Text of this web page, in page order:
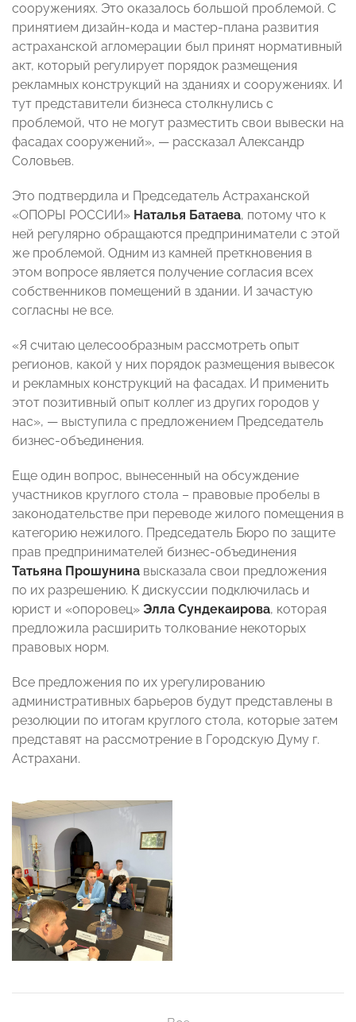
сооружениях. Это оказалось большой проблемой. С
принятием дизайн-кода и мастер-плана развития
астраханской агломерации был принят нормативный
акт, который регулирует порядок размещения
рекламных конструкций на зданиях и сооружениях. И
тут представители бизнеса столкнулись с
проблемой, что не могут разместить свои вывески на
фасадах сооружений», — рассказал Александр
Соловьев.
Это подтвердила и Председатель Астраханской
«ОПОРЫ РОССИИ» Наталья Батаева, потому что к
ней регулярно обращаются предприниматели с этой
же проблемой. Одним из камней преткновения в
этом вопросе является получение согласия всех
собственников помещений в здании. И зачастую
согласны не все.
«Я считаю целесообразным рассмотреть опыт
регионов, какой у них порядок размещения вывесок
и рекламных конструкций на фасадах. И применить
этот позитивный опыт коллег из других городов у
нас», — выступила с предложением Председатель
бизнес-объединения.
Еще один вопрос, вынесенный на обсуждение
участников круглого стола – правовые пробелы в
законодательстве при переводе жилого помещения в
категорию нежилого. Председатель Бюро по защите
прав предпринимателей бизнес-объединения
Татьяна Прошунина высказала свои предложения
по их разрешению. К дискуссии подключилась и
юрист и «опоровец» Элла Сундекаирова, которая
предложила расширить толкование некоторых
правовых норм.
Все предложения по их урегулированию
административных барьеров будут представлены в
резолюции по итогам круглого стола, которые затем
представят на рассмотрение в Городскую Думу г.
Астрахани.